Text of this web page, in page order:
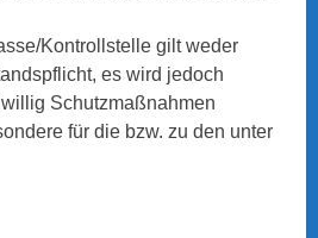
Kontrollstelle gilt weder
es wird jedoch
Schutzmaßnahmen
für die bzw. zu den unter